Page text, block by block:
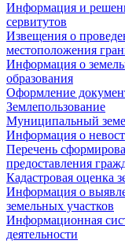
Информация и
сервитутов
Извещения о
местоположения
Информация о
образования
Оформление
Землепользование
Муниципальный
Информация о
Перечень
предоставления
Кадастровая оценка
Информация о
земельных участков
Информационная
деятельности